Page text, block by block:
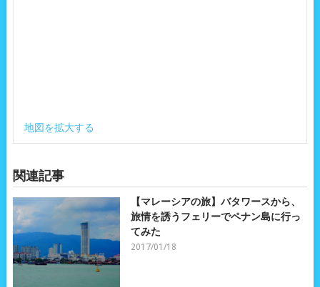
地図を拡大する
関連記事
【マレーシアの旅】バタワースから、
旅情を誘うフェリーでペナン島に行っ
てみた
2017/01/18